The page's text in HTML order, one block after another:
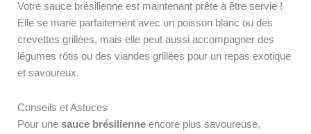
Votre sauce brésilienne est maintenant prête à être servie !
Elle se marie parfaitement avec un poisson blanc ou des
crevettes grillées, mais elle peut aussi accompagner des
légumes rôtis ou des viandes grillées pour un repas exotique
et savoureux.
Conseils et Astuces
Pour une sauce brésilienne encore plus savoureuse,